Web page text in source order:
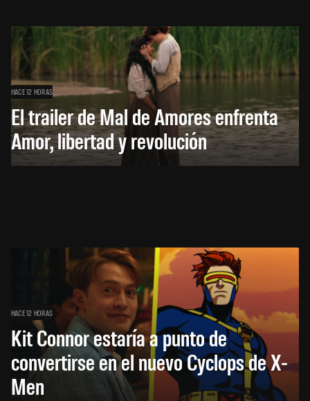
HACE 12 HORAS
El trailer de Mal de Amores enfrenta
Amor, libertad y revolución
HACE 12 HORAS
Kit Connor estaría a punto de
convertirse en el nuevo Cyclops de X-
Men